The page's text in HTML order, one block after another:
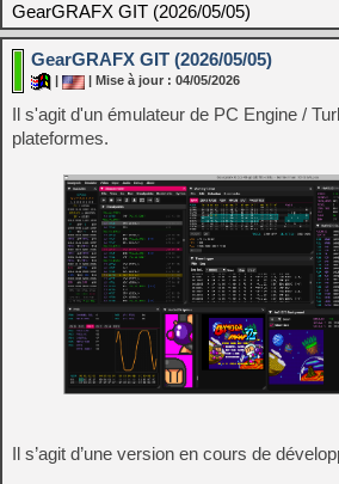
GearGRAFX GIT (2026/05/05)
GearGRAFX GIT (2026/05/05)
| Mise à jour : 04/05/2026
Il s'agit d'un émulateur de PC Engine /
plateformes.
Il s’agit d’une version en cours de